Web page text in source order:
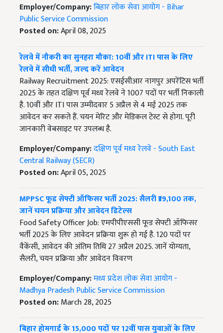
Employer/Company:बिहार लोक सेवा आयोग - Bihar
Public Service Commission
Posted on:April 08, 2025
रेलवे में नौकरी का सुनहरा मौका: 10वीं और ITI पास के लिए
रेलवे में सीधी भर्ती, जल्द करें आवेदन
Railway Recruitment 2025: एसईसीआर नागपुर अपरेंटिस भर्ती
2025 के तहत दक्षिण पूर्व मध्य रेलवे ने 1007 पदों पर भर्ती निकाली
है. 10वीं और ITI पास उम्मीदवार 5 अप्रैल से 4 मई 2025 तक
आवेदन कर सकते हैं. चयन मेरिट और मेडिकल टेस्ट से होगा. पूरी
जानकारी वेबसाइट पर उपलब्ध है.
Employer/Company:दक्षिण पूर्व मध्य रेलवे - South East
Central Railway (SECR)
Posted on:April 05, 2025
MPPSC फूड सेफ्टी ऑफिसर भर्ती 2025: सैलरी ₹39,100 तक,
जानें चयन प्रक्रिया और आवेदन डिटेल्स
Food Safety Officer Job: एमपीपीएससी फूड सेफ्टी ऑफिसर
भर्ती 2025 के लिए आवेदन प्रक्रिया शुरू हो गई है. 120 पदों पर
वैकेंसी, आवेदन की अंतिम तिथि 27 अप्रैल 2025. जानें योग्यता,
सैलरी, चयन प्रक्रिया और आवेदन विवरण
Employer/Company:मध्य प्रदेश लोक सेवा आयोग -
Madhya Pradesh Public Service Commission
Posted on:March 28, 2025
बिहार होमगार्ड के 15,000 पदों पर 12वीं पास युवाओं के लिए